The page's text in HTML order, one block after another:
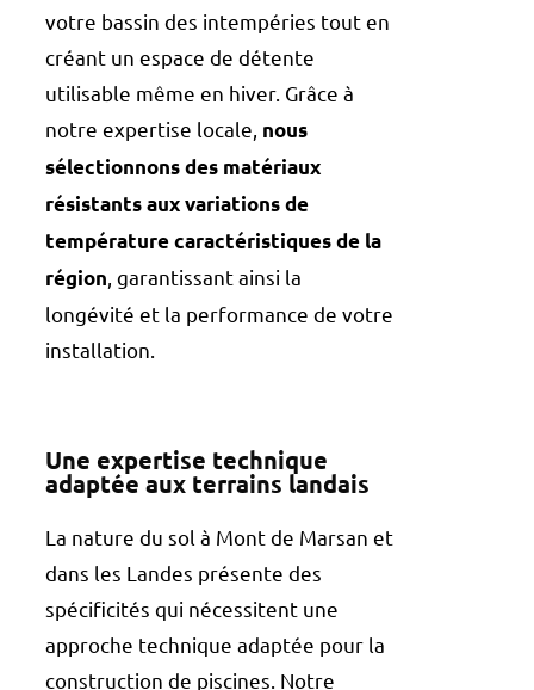
votre bassin des intempéries tout en
créant un espace de détente
utilisable même en hiver. Grâce à
notre expertise locale, nous
sélectionnons des matériaux
résistants aux variations de
température caractéristiques de la
région , garantissant ainsi la
longévité et la performance de votre
installation.
Une expertise technique
adaptée aux terrains landais
La nature du sol à Mont de Marsan et
dans les Landes présente des
spécificités qui nécessitent une
approche technique adaptée pour la
construction de piscines. Notre